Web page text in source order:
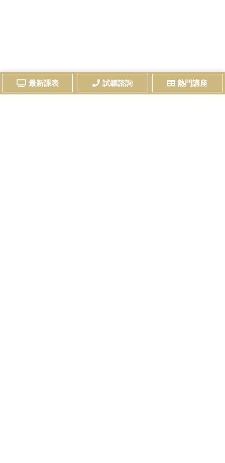
最新課表 試聽諮詢 熱門講座